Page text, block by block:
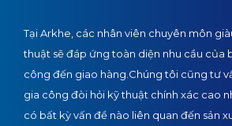
Tại Arkhe, các nhân viên chuyên môn
thuật sẽ đáp ứng toàn diện nhu cầu của
công đến giao hàng.Chúng tôi cũng tư
gia công đòi hỏi kỹ thuật chính xác cao
có bất kỳ vấn đề nào liên quan đến sản